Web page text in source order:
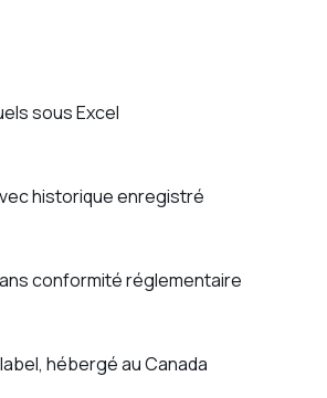
sous Excel
historique enregistré
conformité réglementaire
hébergé au Canada